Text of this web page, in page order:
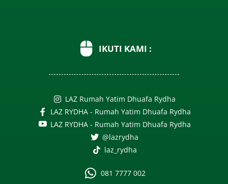
IKUTI KAMI :
LAZ Rumah Yatim Dhuafa Rydha
LAZ RYDHA - Rumah Yatim Dhuafa Rydha
LAZ RYDHA - Rumah Yatim Dhuafa Rydha
@lazrydha
laz_rydha
081 7777 002